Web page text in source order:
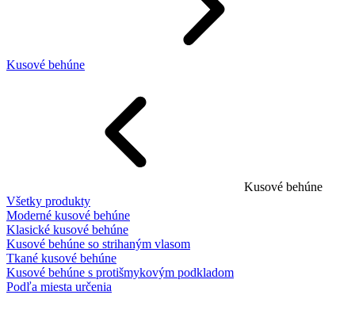
Kusové behúne
Kusové behúne
Všetky produkty
Moderné kusové behúne
Klasické kusové behúne
Kusové behúne so strihaným vlasom
Tkané kusové behúne
Kusové behúne s protišmykovým podkladom
Podľa miesta určenia